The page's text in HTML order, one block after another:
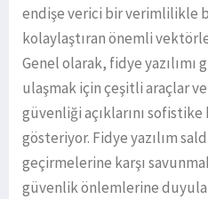
endişe verici bir verimlilikle
kolaylaştıran önemli
Genel olarak, fidye
ulaşmak için çeşitli araçlar
güvenliği açıklarını sofistike
gösteriyor. Fidye yazılım
geçirmelerine karşı
güvenlik önlemlerine